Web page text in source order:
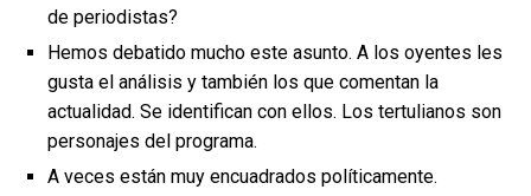
de periodistas?
Hemos debatido mucho este asunto. A los oyentes les
gusta el análisis y también los que comentan la
actualidad. Se identifican con ellos. Los tertulianos son
personajes del programa.
A veces están muy encuadrados políticamente.